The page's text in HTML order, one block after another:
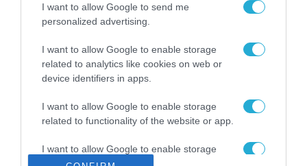
I want to allow Google to send me
personalized advertising.
I want to allow Google to enable storage
related to analytics like cookies on web or
device identifiers in apps.
I want to allow Google to enable storage
related to functionality of the website or app.
I want to allow Google to enable storage
related to personalization.
αφορούν τους ΦΗΜ
Σ. Καλαφάτης: «Η
Τεχνητή Νοημοσύνη
δεν είναι απλώς μια
μια νέα βιομηχανική
επανάσταση»
Νέος οδηγός του ΕΚΤ
των ελληνικών